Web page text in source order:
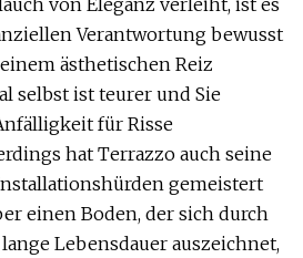
von Eleganz verleiht, ist es
Verantwortung bewusst
ästhetischen Reiz
selbst ist teurer und Sie
für Risse
hat Terrazzo auch seine
gemeistert
einen Boden, der sich durch
Lebensdauer auszeichnet,